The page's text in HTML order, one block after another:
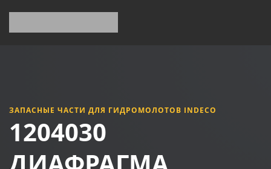
ЗАПАСНЫЕ ЧАСТИ ДЛЯ ГИДРОМОЛОТОВ INDECO
1204030